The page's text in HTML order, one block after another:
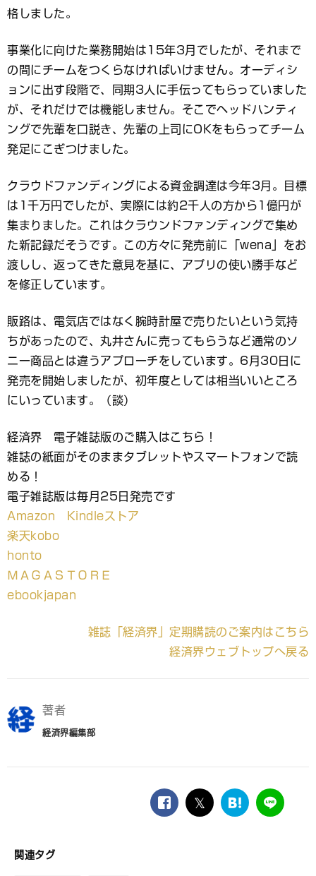
格しました。
事業化に向けた業務開始は15年3月でしたが、それまで
の間にチームをつくらなければいけません。オーディシ
ョンに出す段階で、同期3人に手伝ってもらっていました
が、それだけでは機能しません。そこでヘッドハンティ
ングで先輩を口説き、先輩の上司にOKをもらってチーム
発足にこぎつけました。
クラウドファンディングによる資金調達は今年3月。目標
は1千万円でしたが、実際には約2千人の方から1億円が
集まりました。これはクラウンドファンディングで集め
た新記録だそうです。この方々に発売前に「wena」をお
渡しし、返ってきた意見を基に、アプリの使い勝手など
を修正しています。
販路は、電気店ではなく腕時計屋で売りたいという気持
ちがあったので、丸井さんに売ってもらうなど通常のソ
ニー商品とは違うアプローチをしています。6月30日に
発売を開始しましたが、初年度としては相当いいところ
にいっています。（談）
経済界 電子雑誌版のご購入はこちら！
雑誌の紙面がそのままタブレットやスマートフォンで読
める！
電子雑誌版は毎月25日発売です
Amazon Kindleストア
楽天kobo
honto
ＭＡＧＡＳＴＯＲＥ
ebookjapan
雑誌「経済界」定期購読のご案内はこちら
経済界ウェブトップへ戻る
著者
経済界編集部
facebook
twitter
は
LINE
関連タグ